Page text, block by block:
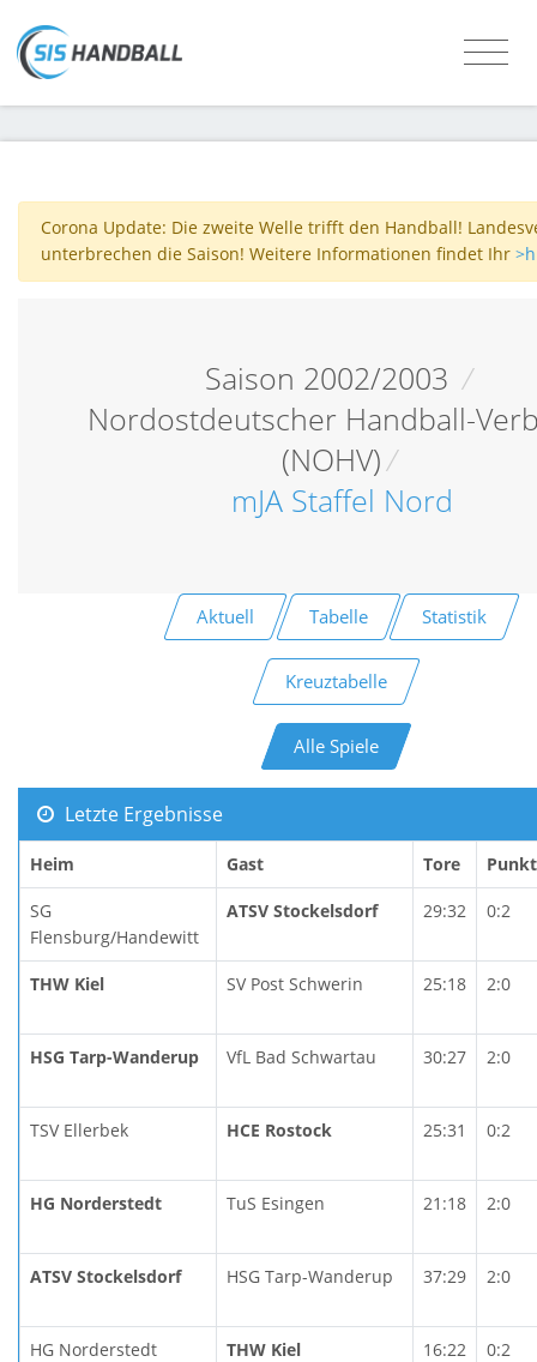
Corona Update: Die zweite Welle trifft den Handball!
unterbrechen die Saison! Weitere Informationen findet Ihr
Saison 2002/2003 /
Nordostdeutscher Handball-
(NOHV)/
mJA Staffel Nord
Aktuell Tabelle Statistik
Kreuztabelle
Alle Spiele
Letzte Ergebnisse
Heim Gast Tore
SG
Flensburg/Handewitt
ATSV Stockelsdorf 29:32 0:2
THW Kiel SV Post Schwerin 25:18 2:0
HSG Tarp-Wanderup VfL Bad Schwartau 30:27 2:0
TSV Ellerbek HCE Rostock 25:31 0:2
HG Norderstedt TuS Esingen 21:18 2:0
ATSV Stockelsdorf HSG Tarp-Wanderup 37:29 2:0
HG Norderstedt THW Kiel 16:22 0:2